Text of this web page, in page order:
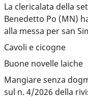
La clericalata della
Benedetto Po (MN)
alla messa per san
Cavoli e cicogne
Buone novelle laiche
Mangiare senza
sul n. 4/2026 della